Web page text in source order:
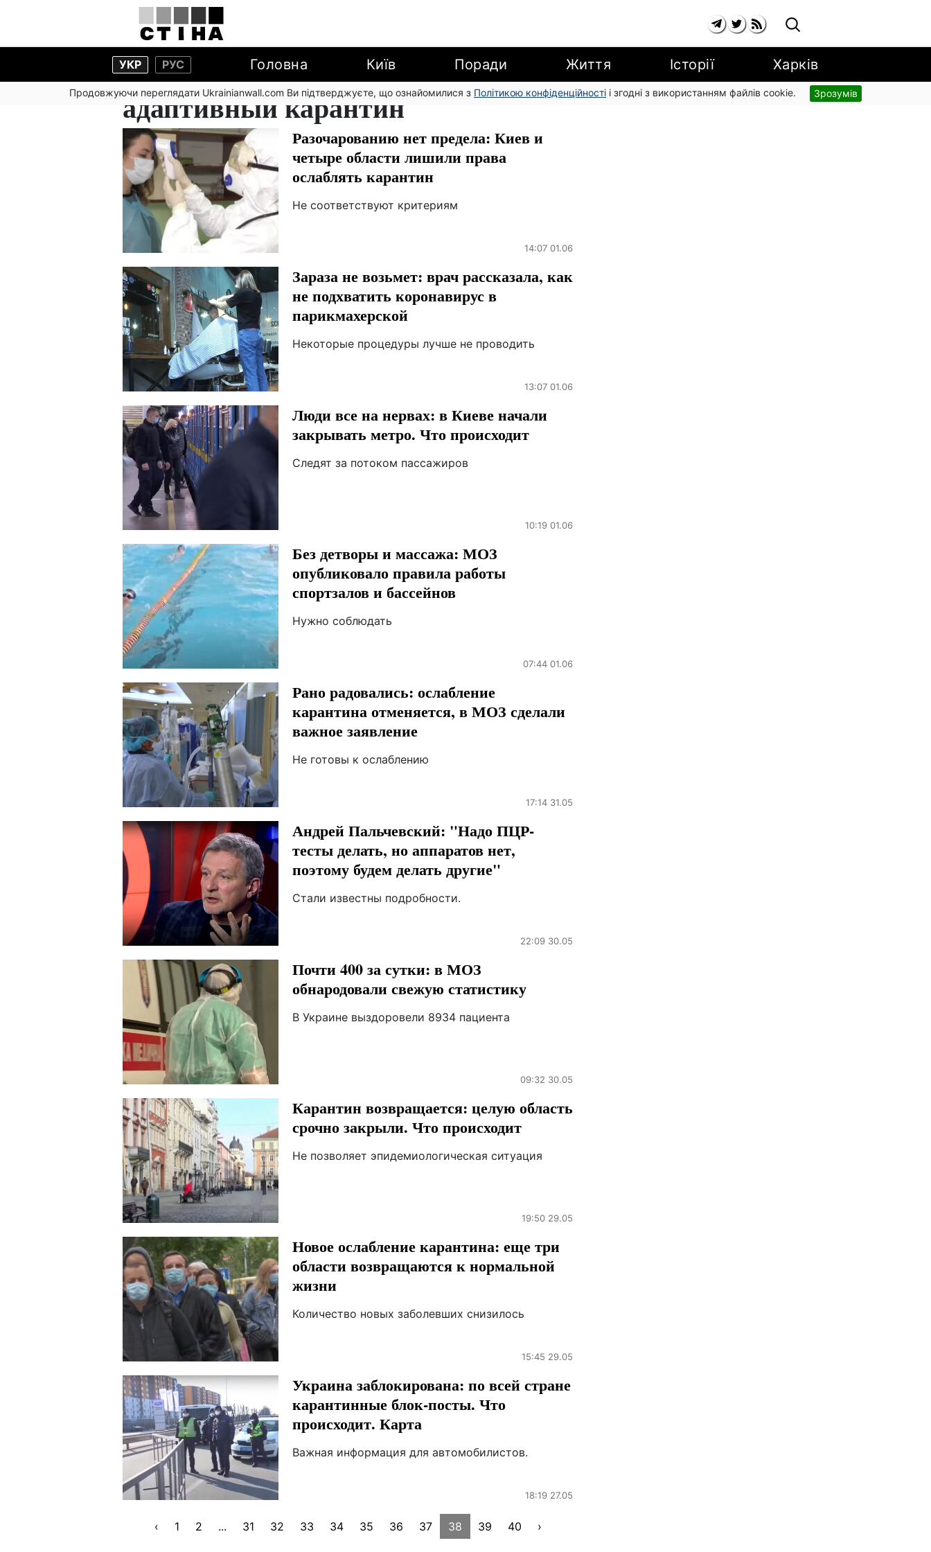
УКР РУС Головна Київ Поради Життя Історії Харків
Продовжуючи переглядати Ukrainianwall.com Ви підтверджуєте, що ознайомилися з Політикою конфіденційності і згодні з використанням файлів cookie. Зрозумів
адаптивный карантин
Разочарованию нет предела: Киев и
четыре области лишили права
ослаблять карантин
Не соответствуют критериям
14:07 01.06
Зараза не возьмет: врач рассказала, как
не подхватить коронавирус в
парикмахерской
Некоторые процедуры лучше не проводить
13:07 01.06
Люди все на нервах: в Киеве начали
закрывать метро. Что происходит
Следят за потоком пассажиров
10:19 01.06
Без детворы и массажа: МОЗ
опубликовало правила работы
спортзалов и бассейнов
Нужно соблюдать
07:44 01.06
Рано радовались: ослабление
карантина отменяется, в МОЗ сделали
важное заявление
Не готовы к ослаблению
17:14 31.05
Андрей Пальчевский: "Надо ПЦР-
тесты делать, но аппаратов нет,
поэтому будем делать другие"
Стали известны подробности.
22:09 30.05
Почти 400 за сутки: в МОЗ
обнародовали свежую статистику
В Украине выздоровели 8934 пациента
09:32 30.05
Карантин возвращается: целую область
срочно закрыли. Что происходит
Не позволяет эпидемиологическая ситуация
19:50 29.05
Новое ослабление карантина: еще три
области возвращаются к нормальной
жизни
Количество новых заболевших снизилось
15:45 29.05
Украина заблокирована: по всей стране
карантинные блок-посты. Что
происходит. Карта
Важная информация для автомобилистов.
18:19 27.05
‹ 1 2 ... 31 32 33 34 35 36 37 38 39 40 ›